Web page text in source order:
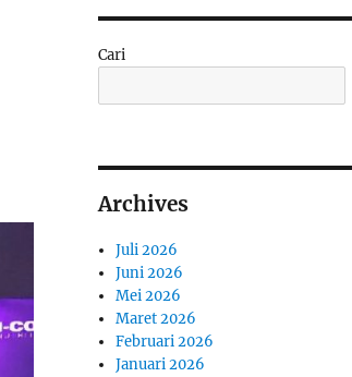
Cari
Archives
Juli 2026
Juni 2026
Mei 2026
Maret 2026
Februari 2026
Januari 2026